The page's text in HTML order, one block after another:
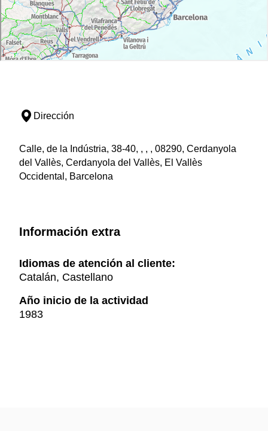
Dirección
Calle, de la Indústria, 38-40, , , , 08290, Cerdanyola
del Vallès, Cerdanyola del Vallès, El Vallès
Occidental, Barcelona
Información extra
Idiomas de atención al cliente:
Catalán, Castellano
Año inicio de la actividad
1983